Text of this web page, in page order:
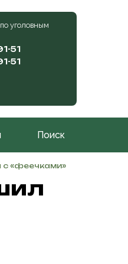
уголовным
51
51
Поиск
с «феечками»